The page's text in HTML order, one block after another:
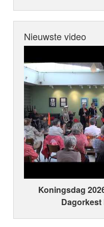
Nieuwste video
Koningsdag